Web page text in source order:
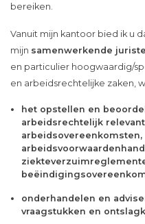
bereiken.
Vanuit mijn kantoor bied ik u
mijn samenwerkende
en particulier hoogwaardig/
en arbeidsrechtelijke zaken,
het opstellen en
arbeidsrechtelijk
arbeidsovereenkomsten,
onderhandelen en
vraagstukken en